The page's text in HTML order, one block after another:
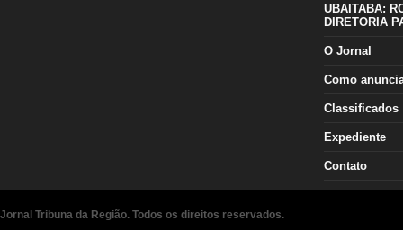
UBAITABA:
DIRETORIA
O Jornal
Como
Classificados
Expediente
Contato
Jornal Tribuna da Região. Todos os direitos reservados.